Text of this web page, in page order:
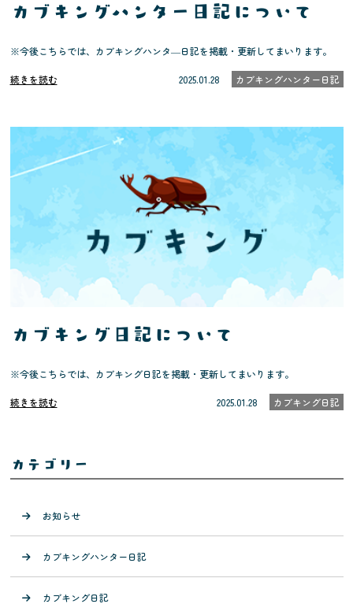
カブキングハンター日記について
※今後こちらでは、カブキングハンタ―日記を掲載・更新してまいります。
続きを読む 2025.01.28 カブキングハンター日記
カブキング日記について
※今後こちらでは、カブキング日記を掲載・更新してまいります。
続きを読む 2025.01.28 カブキング日記
カテゴリー
お知らせ
カブキングハンター日記
カブキング日記